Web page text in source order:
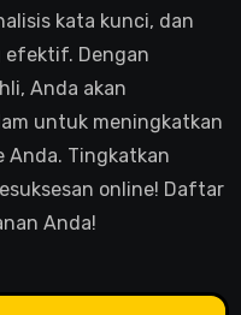
kata kunci, dan
efektif. Dengan
Anda akan
untuk meningkatkan
Anda. Tingkatkan
online! Daftar
Anda!